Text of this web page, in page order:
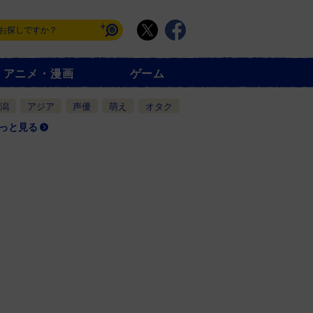
アニメ・漫画 ゲーム
アジア 声優 萌え オタク
と見る